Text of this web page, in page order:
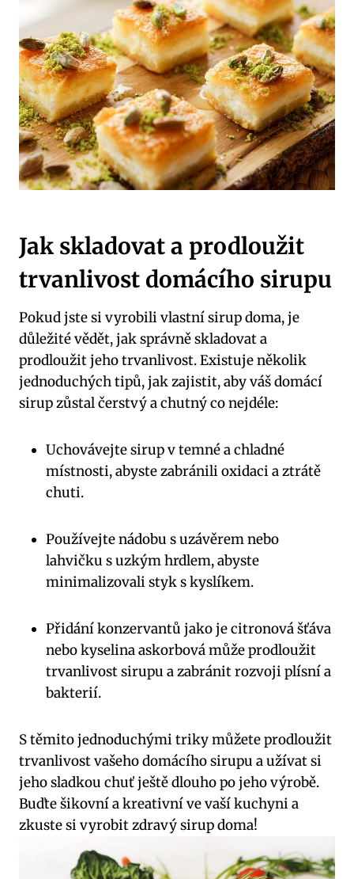
Jak skladovat a prodloužit
trvanlivost domácího sirupu
Pokud jste si vyrobili vlastní sirup doma, je
důležité vědět, jak správně skladovat a
prodloužit jeho trvanlivost. Existuje několik
jednoduchých tipů, jak zajistit, aby váš domácí
sirup zůstal čerstvý a chutný co nejdéle:
Uchovávejte sirup v temné a chladné
místnosti, abyste zabránili oxidaci a ztrátě
chuti.
Používejte nádobu s uzávěrem nebo
lahvičku s uzkým hrdlem, abyste
minimalizovali styk s kyslíkem.
Přidání konzervantů jako je citronová šťáva
nebo kyselina askorbová může prodloužit
trvanlivost sirupu a zabránit rozvoji plísní a
bakterií.
S těmito jednoduchými triky můžete prodloužit
trvanlivost vašeho domácího sirupu a užívat si
jeho sladkou chuť ještě dlouho po jeho výrobě.
Buďte šikovní a kreativní ve vaší kuchyni a
zkuste si vyrobit zdravý sirup doma!